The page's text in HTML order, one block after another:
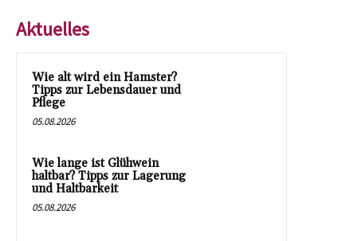
Aktuelles
Wie alt wird ein Hamster?
Tipps zur Lebensdauer und
Pflege
05.08.2026
Wie lange ist Glühwein
haltbar? Tipps zur Lagerung
und Haltbarkeit
05.08.2026